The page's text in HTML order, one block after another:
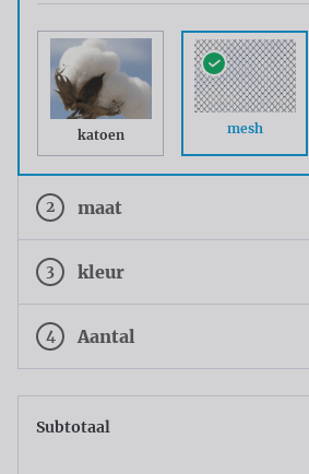
katoen mesh
2 maat
3 kleur
4 Aantal
Subtotaal